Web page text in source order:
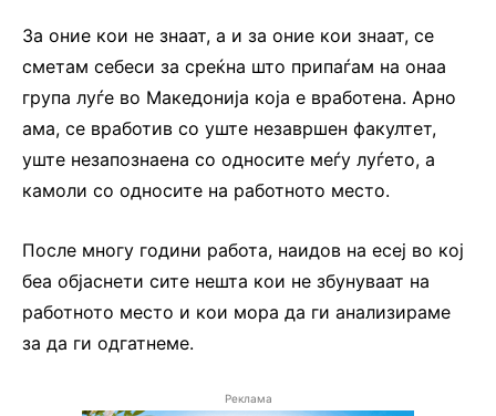
За оние кои не знаат, а и за оние кои знаат, се
сметам себеси за среќна што припаѓам на онаа
група луѓе во Македонија која е вработена. Арно
ама, се вработив со уште незавршен факултет,
уште незапознаена со односите меѓу луѓето, а
камоли со односите на работното место.
После многу години работа, наидов на есеј во кој
беа објаснети сите нешта кои не збунуваат на
работното место и кои мора да ги анализираме
за да ги одгатнеме.
Реклама